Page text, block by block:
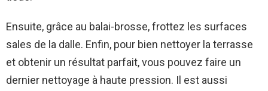
Ensuite, grâce au balai-brosse, frottez les surfaces
sales de la dalle. Enfin, pour bien nettoyer la terrasse
et obtenir un résultat parfait, vous pouvez faire un
dernier nettoyage à haute pression. Il est aussi